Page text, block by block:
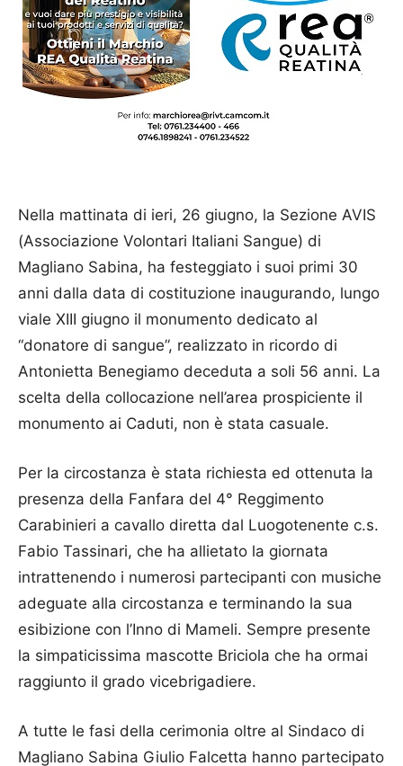
Nella mattinata di ieri, 26 giugno, la Sezione AVIS
(Associazione Volontari Italiani Sangue) di
Magliano Sabina, ha festeggiato i suoi primi 30
anni dalla data di costituzione inaugurando, lungo
viale XIII giugno il monumento dedicato al
“donatore di sangue”, realizzato in ricordo di
Antonietta Benegiamo deceduta a soli 56 anni. La
scelta della collocazione nell’area prospiciente il
monumento ai Caduti, non è stata casuale.
Per la circostanza è stata richiesta ed ottenuta la
presenza della Fanfara del 4° Reggimento
Carabinieri a cavallo diretta dal Luogotenente c.s.
Fabio Tassinari, che ha allietato la giornata
intrattenendo i numerosi partecipanti con musiche
adeguate alla circostanza e terminando la sua
esibizione con l’Inno di Mameli. Sempre presente
la simpaticissima mascotte Briciola che ha ormai
raggiunto il grado vicebrigadiere.
A tutte le fasi della cerimonia oltre al Sindaco di
Magliano Sabina Giulio Falcetta hanno partecipato